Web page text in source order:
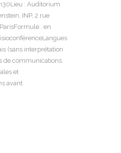
: Auditorium
INP, 2 rue
: en
(sans interprétation
de communications
et
avant